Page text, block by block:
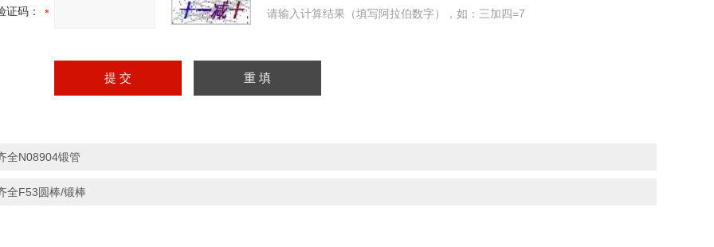
证码： 请输入计算结果（填写阿拉伯数字），如：三加四=7
全N08904锻管
全F53圆棒/锻棒